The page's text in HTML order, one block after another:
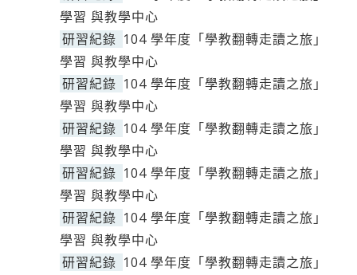
學習 與教學中心
研習紀錄 104 學年度「學教翻轉走讀之旅」
學習 與教學中心
研習紀錄 104 學年度「學教翻轉走讀之旅」
學習 與教學中心
研習紀錄 104 學年度「學教翻轉走讀之旅」
學習 與教學中心
研習紀錄 104 學年度「學教翻轉走讀之旅」
學習 與教學中心
研習紀錄 104 學年度「學教翻轉走讀之旅」
學習 與教學中心
研習紀錄 104 學年度「學教翻轉走讀之旅」